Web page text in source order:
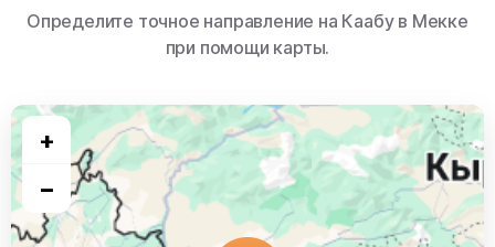
Определите точное направление на Каабу в Мекке
при помощи карты.
+
−